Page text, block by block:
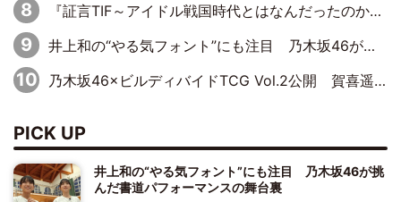
『証言TIF～アイドル戦国時代とはなんだったのか～』第10回：さくら学院・武藤彩未×飯田らうら「正直、中3で辞めるというのを信じてなくて。そう言われてはいたけど、嘘でしょって」
井上和の“やる気フォント”にも注目 乃木坂46が挑んだ書道パフォーマンスの舞台裏
乃木坂46×ビルディバイドTCG Vol.2公開 賀喜遥香＆田村真佑が『京まふ』ステージに登壇
PICK UP
井上和の“やる気フォント”にも注目 乃木坂46が挑
んだ書道パフォーマンスの舞台裏